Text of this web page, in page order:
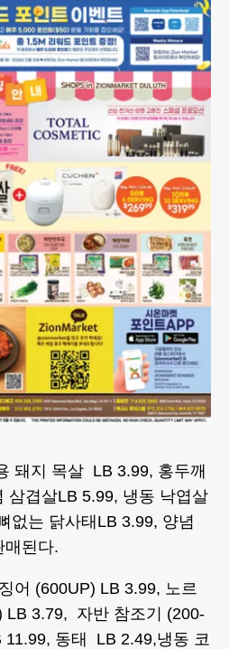
돼지 목살 LB 3.99, 홍두깨
삼겹살LB 5.99, 냉동 낙엽살
는 닭사태LB 3.99, 양념
매된다.
어 (600UP) LB 3.99, 노르
LB 3.79, 자반 참조기 (200-
동태 LB 2.49,냉동 코